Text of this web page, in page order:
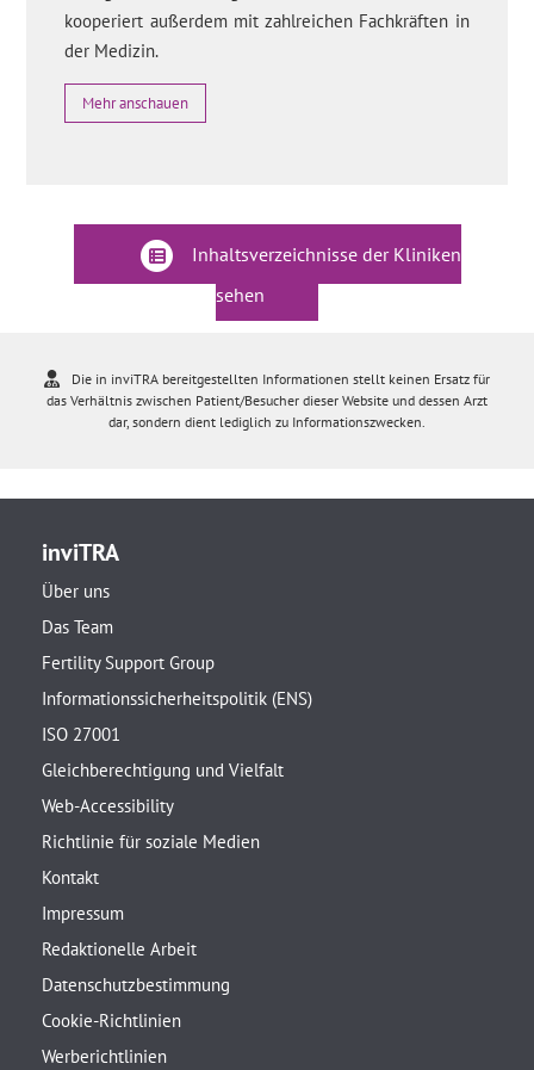
kooperiert außerdem mit zahlreichen Fachkräften in
der Medizin.
Mehr anschauen
Inhaltsverzeichnisse der Kliniken
sehen
Die in inviTRA bereitgestellten Informationen stellt keinen Ersatz für
das Verhältnis zwischen Patient/Besucher dieser Website und dessen Arzt
dar, sondern dient lediglich zu Informationszwecken.
inviTRA
Über uns
Das Team
Fertility Support Group
Informationssicherheitspolitik (ENS)
ISO 27001
Gleichberechtigung und Vielfalt
Web-Accessibility
Richtlinie für soziale Medien
Kontakt
Impressum
Redaktionelle Arbeit
Datenschutzbestimmung
Cookie-Richtlinien
Werberichtlinien